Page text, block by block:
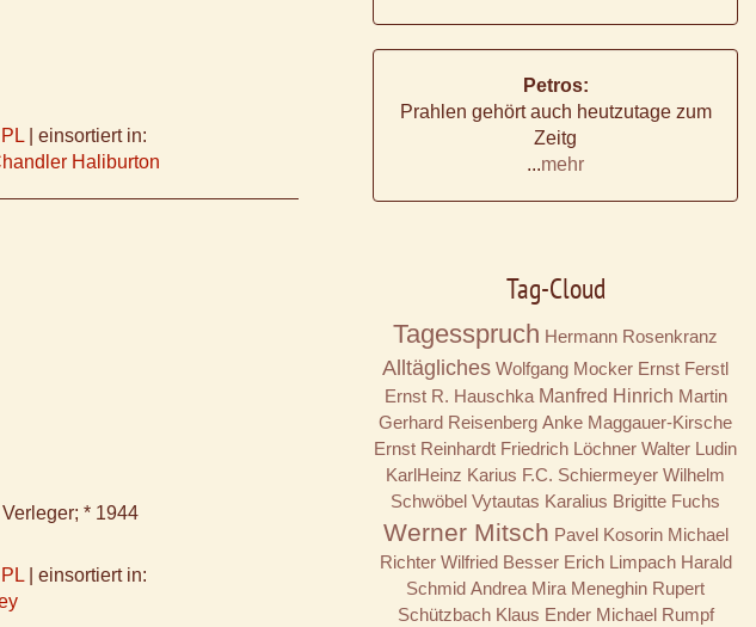
PL
einsortiert in:
Haliburton
* 1944
PL
einsortiert in:
Petros:
Prahlen gehört auch heutzutage zum
Zeitg
...mehr
Tag-Cloud
Tagesspruch Hermann Rosenkranz
Alltägliches Wolfgang Mocker Ernst Ferstl
Ernst R. Hauschka Manfred Hinrich Martin
Gerhard Reisenberg Anke Maggauer-Kirsche
Ernst Reinhardt Friedrich Löchner Walter Ludin
KarlHeinz Karius F.C. Schiermeyer Wilhelm
Schwöbel Vytautas Karalius Brigitte Fuchs
Werner Mitsch Pavel Kosorin Michael
Richter Wilfried Besser Erich Limpach Harald
Schmid Andrea Mira Meneghin Rupert
Schützbach Klaus Ender Michael Rumpf